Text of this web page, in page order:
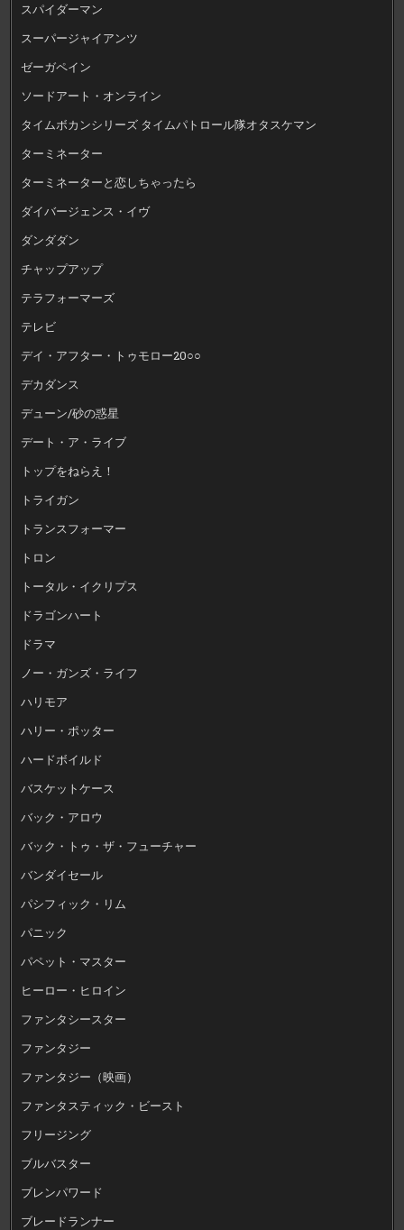
スパイダーマン
スーパージャイアンツ
ゼーガペイン
ソードアート・オンライン
タイムボカンシリーズ タイムパトロール隊オタスケマン
ターミネーター
ターミネーターと恋しちゃったら
ダイバージェンス・イヴ
ダンダダン
チャップアップ
テラフォーマーズ
テレビ
デイ・アフター・トゥモロー20○○
デカダンス
デューン/砂の惑星
デート・ア・ライブ
トップをねらえ！
トライガン
トランスフォーマー
トロン
トータル・イクリプス
ドラゴンハート
ドラマ
ノー・ガンズ・ライフ
ハリモア
ハリー・ポッター
ハードボイルド
バスケットケース
バック・アロウ
バック・トゥ・ザ・フューチャー
バンダイセール
パシフィック・リム
パニック
パペット・マスター
ヒーロー・ヒロイン
ファンタシースター
ファンタジー
ファンタジー（映画）
ファンタスティック・ビースト
フリージング
ブルバスター
ブレンパワード
ブレードランナー